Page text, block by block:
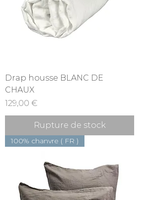
Drap housse BLANC DE
CHAUX
Prix
129,00 €
Rupture de stock
100% chanvre ( FR )